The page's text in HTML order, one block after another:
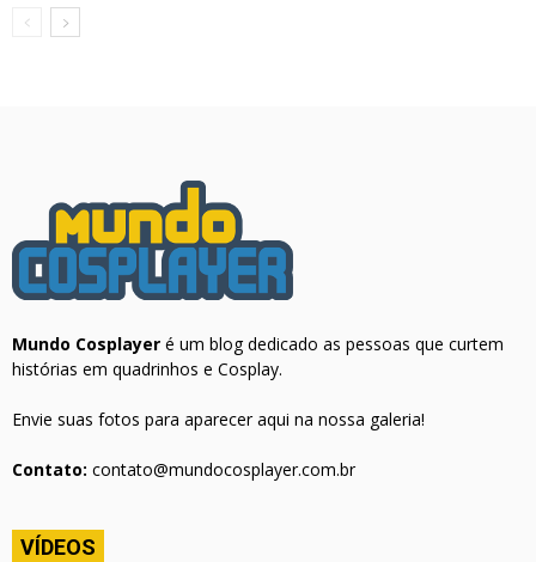
Mundo Cosplayer é um blog dedicado as pessoas que curtem
histórias em quadrinhos e Cosplay.
Envie suas fotos para aparecer aqui na nossa galeria!
Contato: contato@mundocosplayer.com.br
VÍDEOS